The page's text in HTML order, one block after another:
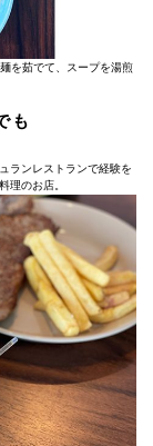
を茹でて、スープを湯煎
も
ランレストランで経験を
理のお店。